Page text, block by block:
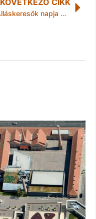
KÖVETKEZŐ CIKK
Álláskeresők napja Miskolcon